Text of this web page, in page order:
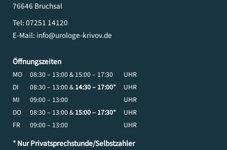
76646 Bruchsal
Tel:07251 14120
E-Mail: info@urologe-krivov.de
Öffnungszeiten
MO 08:30 – 13:00 & 15:00 – 17:30
UHR
DI
08:30 – 13:00 & 14:30 – 17:00*
UHR
MI
09:00 – 13:00
UHR
DO
08:30 – 13:00 & 15:00 – 17:30*
UHR
FR
09:00 – 13:00 UHR
* Nur Privatsprechstunde/Selbstzahler